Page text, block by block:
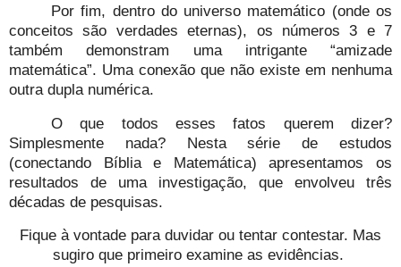
Por fim, dentro do universo matemático (onde os
conceitos são verdades eternas), os números 3 e 7
também demonstram uma intrigante “amizade
matemática”. Uma conexão que não existe em nenhuma
outra dupla numérica.
O que todos esses fatos querem dizer?
Simplesmente nada? Nesta série de estudos
(conectando Bíblia e Matemática) apresentamos os
resultados de uma investigação, que envolveu três
décadas de pesquisas.
Fique à vontade para duvidar ou tentar contestar. Mas
sugiro que primeiro examine as evidências.